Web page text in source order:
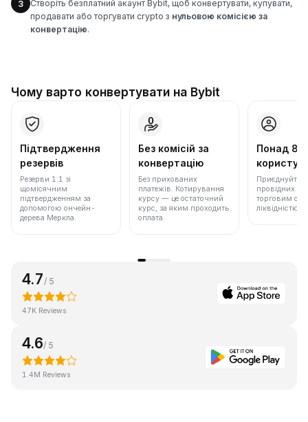
3
Створіть безплатний акаунт Bybit, щоб конвертувати, купувати,
продавати або торгувати crypto з нульовою комісією за
конвертацію.
Чому варто конвертувати на Bybit
Підтвердження
резервів
Резерви 1:1 зі
щомісячним
підтвердженням за
допомогою ончейн-
дерева Меркла.
Без комісій за
конвертацію
Без прихованих
платежів. Котирування
курсу — це остаточний
курс, за яким проходить
оплата.
Понад 86
Приєднуйтеся
провідних
торговим
ліквідністю.
4.7 / 5
47K Reviews
4.6/ 5
1.4M Reviews